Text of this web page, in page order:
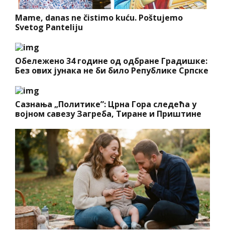
Mame, danas ne čistimo kuću. Poštujemo
Svetog Panteliju
Обележено 34 године од одбране Градишке:
Без ових јунака не би било Републике Српске
Сазнања „Политике”: Црна Гора следећа у
војном савезу Загреба, Тиране и Приштине